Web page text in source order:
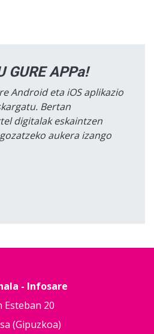
GURE APPa!
Android eta iOS aplikazio
Bertan
digitalak eskaintzen
aukera izango
- Infosare
Esteban 20
(Gipuzkoa)